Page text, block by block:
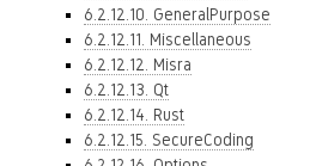
6.2.12.10. GeneralPurpose
6.2.12.11. Miscellaneous
6.2.12.12. Misra
6.2.12.13. Qt
6.2.12.14. Rust
6.2.12.15. SecureCoding